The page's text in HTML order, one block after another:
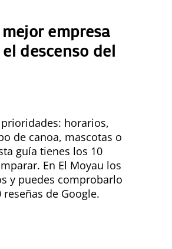
empresa
descenso del
horarios,
de canoa, mascotas o
guía tienes los 10
En El Moyau los
y puedes comprobarlo
de Google.